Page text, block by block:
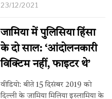
23/12/2021
जामिया में पुलिसिया हिंसा
के दो साल: ‘आंदोलनकारी
विक्टिम नहीं, फाइटर थे’
वीडियो: बीते 15 दिसंबर 2019 को
दिल्ली के जामिया मिलिया इस्लामिया के